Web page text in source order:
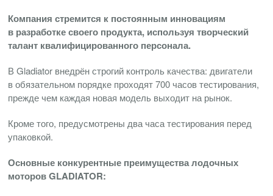
Компания стремится к постоянным инновациям
в разработке своего продукта, используя творческий
талант квалифицированного персонала.
В Gladiator внедрён строгий контроль качества: двигатели
в обязательном порядке проходят 700 часов тестирования,
прежде чем каждая новая модель выходит на рынок.
Кроме того, предусмотрены два часа тестирования перед
упаковкой.
Основные конкурентные преимущества лодочных
моторов GLADIATOR: